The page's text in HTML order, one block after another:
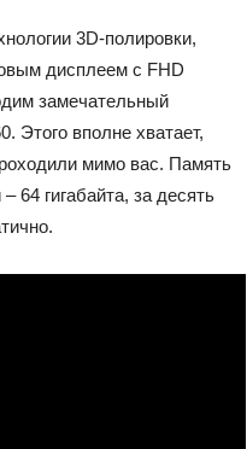
3D-полировки,
дисплеем с FHD
замечательный
Этого вполне хватает,
мимо вас. Память
64 гигабайта, за десять